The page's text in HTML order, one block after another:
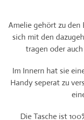
Amelie gehört zu den
sich mit den
tragen oder
Im Innern hat sie
Handy seperat zu
Die Tasche ist